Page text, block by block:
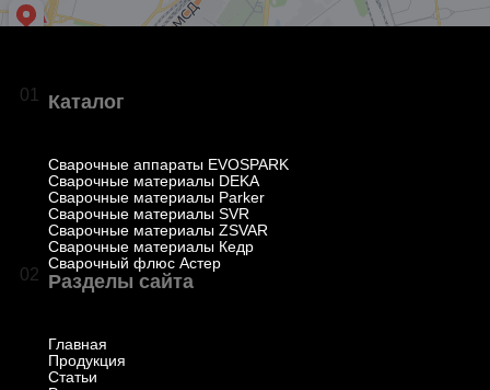
01 Каталог
Сварочные аппараты EVOSPARK
Сварочные материалы DEKA
Сварочные материалы Parker
Сварочные материалы SVR
Сварочные материалы ZSVAR
Сварочные материалы Кедр
Сварочный флюс Астер
02 Разделы сайта
Главная
Продукция
Статьи